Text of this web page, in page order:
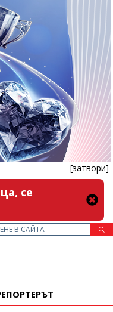
[затвори]
се